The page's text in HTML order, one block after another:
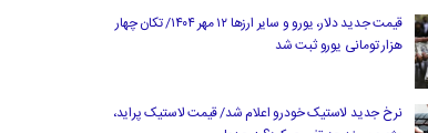
قیمت جدید دلار، یورو و سایر ارزها ۱۲ مهر ۱۴۰۴/ تکان چهار
هزار تومانی یورو ثبت شد
نرخ جدید لاستیک خودرو اعلام شد/ قیمت لاستیک پراید،